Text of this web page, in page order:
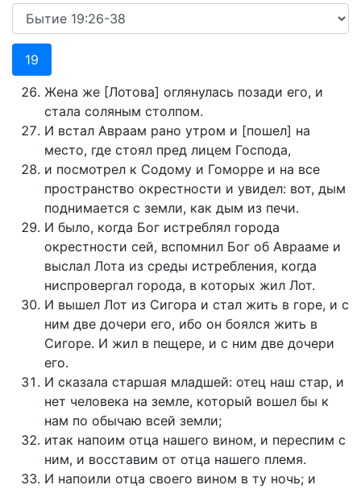
19
Жена же [Лотова] оглянулась позади его, и
стала соляным столпом.
И встал Авраам рано утром и [пошел] на
место, где стоял пред лицем Господа,
и посмотрел к Содому и Гоморре и на все
пространство окрестности и увидел: вот, дым
поднимается с земли, как дым из печи.
И было, когда Бог истреблял города
окрестности сей, вспомнил Бог об Аврааме и
выслал Лота из среды истребления, когда
ниспровергал города, в которых жил Лот.
И вышел Лот из Сигора и стал жить в горе, и с
ним две дочери его, ибо он боялся жить в
Сигоре. И жил в пещере, и с ним две дочери
его.
И сказала старшая младшей: отец наш стар, и
нет человека на земле, который вошел бы к
нам по обычаю всей земли;
итак напоим отца нашего вином, и переспим с
ним, и восставим от отца нашего племя.
И напоили отца своего вином в ту ночь; и